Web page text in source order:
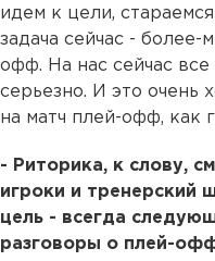
идем к цели,
задача сейчас - более-
офф. На нас сейчас
серьезно. И это очень
на матч плей-офф, как
- Риторика, к слову,
игроки и тренерский
цель - всегда
разговоры о плей-